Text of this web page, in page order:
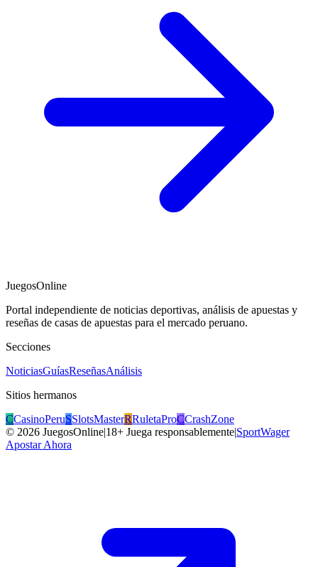
JuegosOnline
Portal independiente de noticias deportivas, análisis de apuestas y
reseñas de casas de apuestas para el mercado peruano.
Secciones
NoticiasGuíasReseñasAnálisis
Sitios hermanos
CCasinoPeruSSlotsMasterRRuletaProCCrashZone
© 2026 JuegosOnline|18+ Juega responsablemente|SportWager
Apostar Ahora